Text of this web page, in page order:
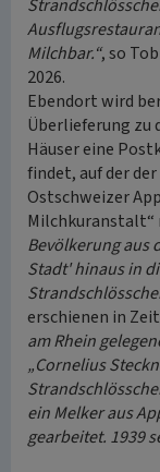
Milchbar.“, so
2026.
Ebendort wird
Überlieferung zu
Häuser eine
findet, auf der
Ostschweizer
Milchkuranstalt“
Bevölkerung aus
Stadt' hinaus in
erschienen in
am Rhein
„Cornelius
ein Melker aus
gearbeitet. 1939